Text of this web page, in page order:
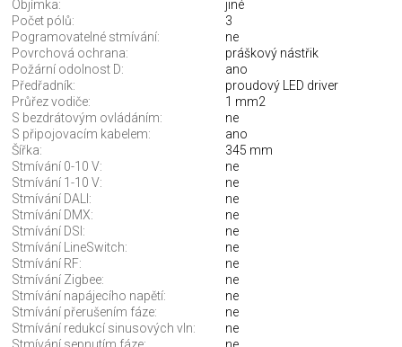
Objímka:
jiné
Počet pólů:
3
Pogramovatelné stmívání:
ne
Povrchová ochrana:
práškový nástřik
Požární odolnost D:
ano
Předřadník:
proudový LED driver
Průřez vodiče:
1 mm2
S bezdrátovým ovládáním:
ne
S připojovacím kabelem:
ano
Šířka:
345 mm
Stmívání 0-10 V:
ne
Stmívání 1-10 V:
ne
Stmívání DALI:
ne
Stmívání DMX:
ne
Stmívání DSI:
ne
Stmívání LineSwitch:
ne
Stmívání RF:
ne
Stmívání Zigbee:
ne
Stmívání napájecího napětí:
ne
Stmívání přerušením fáze:
ne
Stmívání redukcí sinusových vln:
ne